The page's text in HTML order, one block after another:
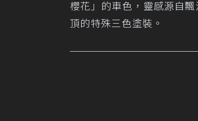
櫻花」的車色，靈感源自
頂的特殊三色塗裝。